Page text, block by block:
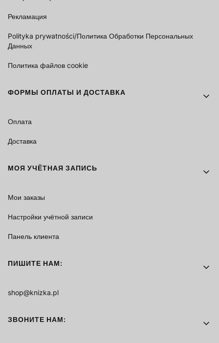
Рекламация
Polityka prywatności/Политика Обработки Персональных
Данных
Политика файлов cookie
ФОРМЫ ОПЛАТЫ И ДОСТАВКА
Оплата
Доставка
МОЯ УЧЁТНАЯ ЗАПИСЬ
Мои заказы
Настройки учётной записи
Панель клиента
ПИШИТЕ НАМ:
shop@knizka.pl
ЗВОНИТЕ НАМ: